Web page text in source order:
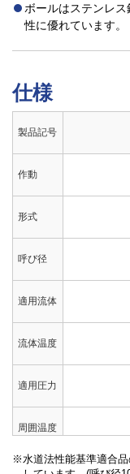
ボールはステンレ
性に優れています。
仕様
製品記号
作動
形式
呼び径
適用流体
流体温度
適用圧力
周囲温度
許容漏洩
水・油：なし
水道法性能基準適合